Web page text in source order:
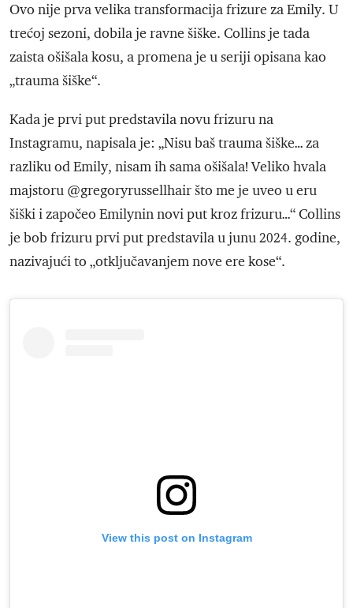
Ovo nije prva velika transformacija frizure za Emily. U
trećoj sezoni, dobila je ravne šiške. Collins je tada
zaista ošišala kosu, a promena je u seriji opisana kao
„trauma šiške“.
Kada je prvi put predstavila novu frizuru na
Instagramu, napisala je: „Nisu baš trauma šiške… za
razliku od Emily, nisam ih sama ošišala! Veliko hvala
majstoru @gregoryrussellhair što me je uveo u eru
šiški i započeo Emilynin novi put kroz frizuru…“ Collins
je bob frizuru prvi put predstavila u junu 2024. godine,
nazivajući to „otključavanjem nove ere kose“.
View this post on Instagram